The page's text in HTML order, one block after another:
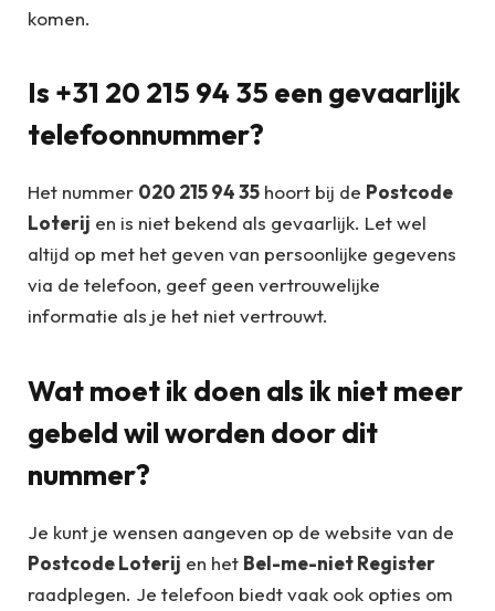
komen.
Is +31 20 215 94 35 een gevaarlijk
telefoonnummer?
Het nummer 020 215 94 35 hoort bij de Postcode
Loterij en is niet bekend als gevaarlijk. Let wel
altijd op met het geven van persoonlijke gegevens
via de telefoon, geef geen vertrouwelijke
informatie als je het niet vertrouwt.
Wat moet ik doen als ik niet meer
gebeld wil worden door dit
nummer?
Je kunt je wensen aangeven op de website van de
Postcode Loterij en het Bel-me-niet Register
raadplegen. Je telefoon biedt vaak ook opties om